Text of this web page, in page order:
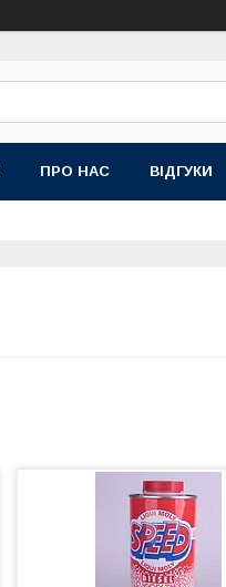
ПРО НАС ВІДГУКИ